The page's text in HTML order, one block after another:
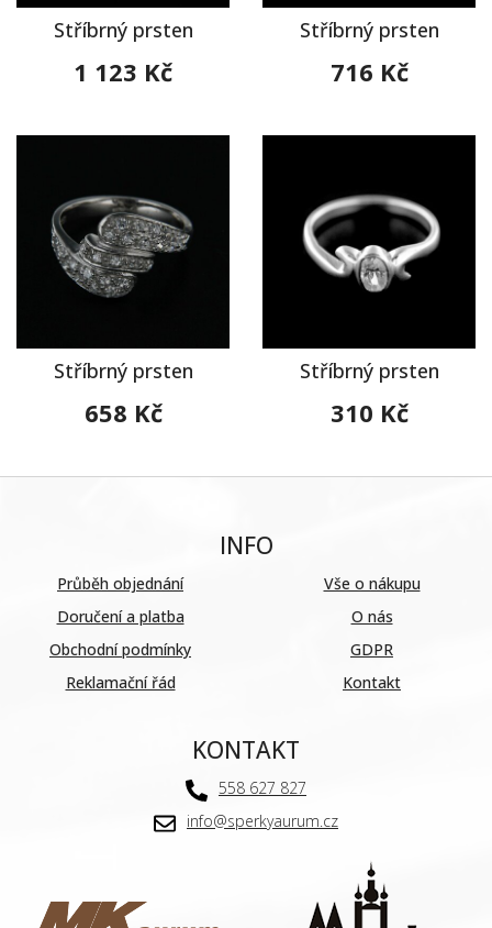
Stříbrný prsten
1 123 Kč
Stříbrný prsten
716 Kč
Stříbrný prsten
658 Kč
Stříbrný prsten
310 Kč
INFO
Průběh objednání
Doručení a platba
Obchodní podmínky
Reklamační řád
Vše o nákupu
O nás
GDPR
Kontakt
KONTAKT
558 627 827
info@sperkyaurum.cz